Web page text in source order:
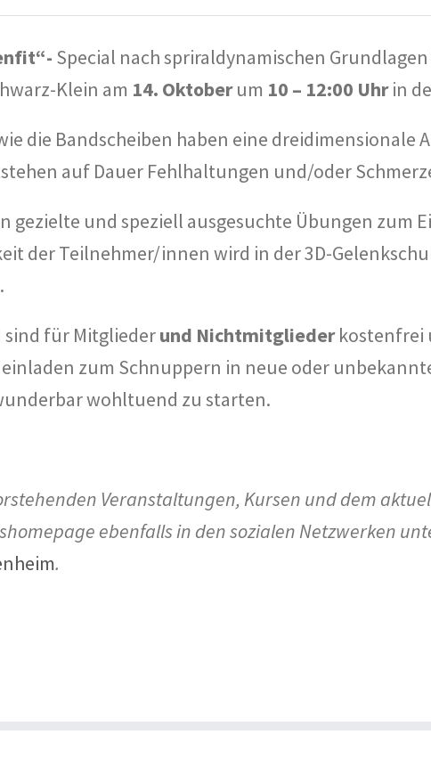
Special nach spriraldynamischen
Klein am 14. Oktoberum 10 – 12:00 Uhrin
die Bandscheiben haben eine
auf Dauer Fehlhaltungen und/oder
gezielte und speziell ausgesuchte Übungen zum
der Teilnehmer/innen wird in der 3D-
sind für Mitgliederund Nichtmitgliederkostenfrei
zum Schnuppern in neue oder
wohltuend zu starten.
Veranstaltungen, Kursen und dem
ebenfallsin den sozialen Netzwerken
.